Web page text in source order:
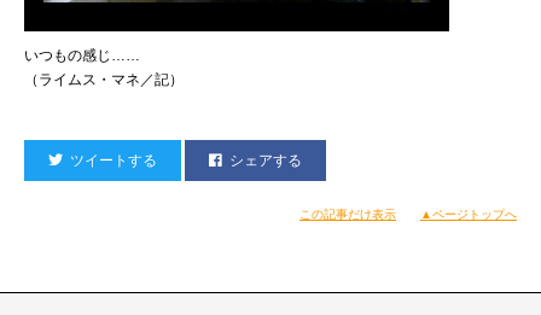
いつもの感じ……
（ライムス・マネ／記）
ツイートする シェアする
この記事だけ表示 ▲ページトップへ